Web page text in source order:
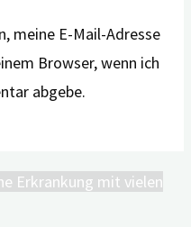
meine E-Mail-Adresse
Browser, wenn ich
abgebe.
Erkrankung mit vielen